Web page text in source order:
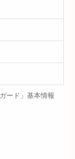
ード」基本情報